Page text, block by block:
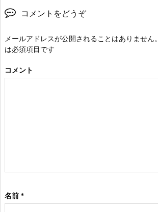
コメントをどうぞ
メールアドレスが公開されることはありません。
は必須項目です
コメント
名前 *